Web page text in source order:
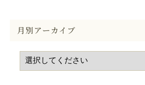
月別アーカイブ